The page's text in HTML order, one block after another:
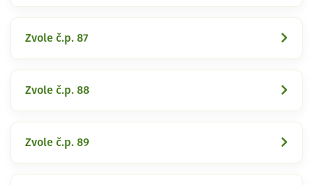
Zvole č.p. 87
Zvole č.p. 88
Zvole č.p. 89